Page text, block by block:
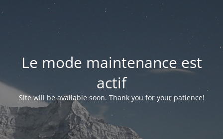
Le mode maintenance est
actif
Site will be available soon. Thank you for your patience!